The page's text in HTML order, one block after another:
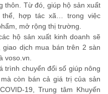
thôn. Từ đó, giúp hộ sản xuất
thể, hợp tác xã… trong việc
mở rộng thị trường.
hộ sản xuất kinh doanh sẽ
dịch mua bán trên 2 sàn
voso.vn.
trình chuyển đổi số giúp nông
còn bán cả giá trị của sản
19, Trung tâm Khuyến